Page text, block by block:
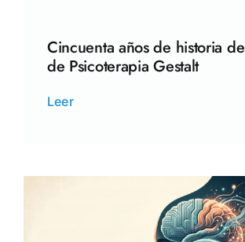
Cincuenta años de historia
de Psicoterapia Gestalt
Leer